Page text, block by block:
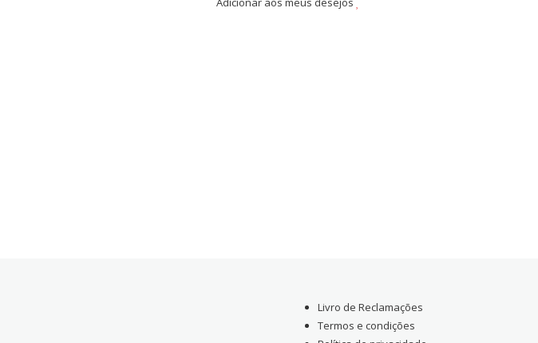
Livro de Reclamações
Termos e condições